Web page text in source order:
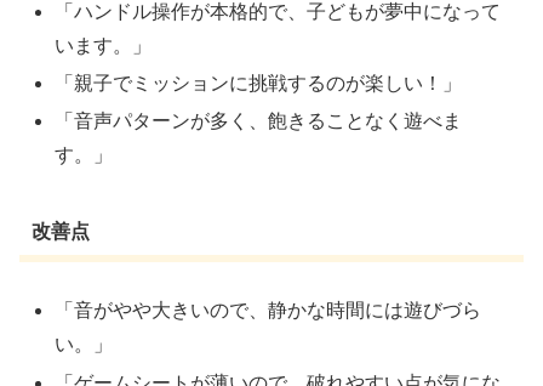
「ハンドル操作が本格的で、子どもが夢中になって
います。」
「親子でミッションに挑戦するのが楽しい！」
「音声パターンが多く、飽きることなく遊べま
す。」
改善点
「音がやや大きいので、静かな時間には遊びづら
い。」